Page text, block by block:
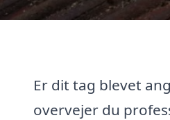
Er dit tag blevet
overvejer du